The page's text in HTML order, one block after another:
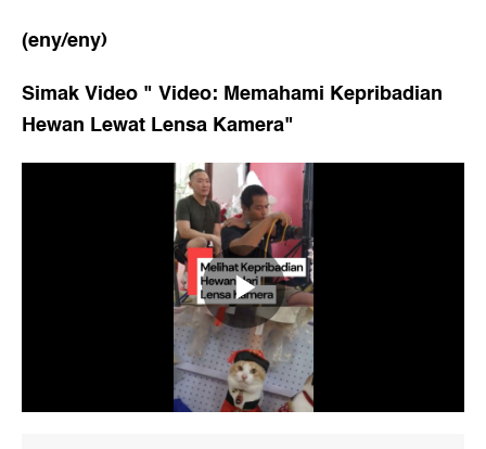
(eny/eny)
Simak Video " Video: Memahami Kepribadian
Hewan Lewat Lensa Kamera"